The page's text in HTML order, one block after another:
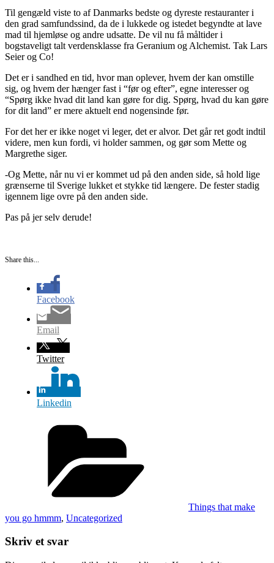
Til gengæld viste to af Danmarks bedste og dyreste restauranter i
den grad samfundssind, da de i lukkede og istedet begyndte at lave
mad til hjemløse og andre udsatte. De vil nu få måltider i
bogstaveligt talt verdensklasse fra Geranium og Alchemist. Tak Lars
Seier og Co!
Det er i sandhed en tid, hvor man oplever, hvem der kan omstille
sig, og hvem der hænger fast i “før og efter”, egne interesser og
“Spørg ikke hvad dit land kan gøre for dig. Spørg, hvad du kan gøre
for dit land” er mere aktuelt end nogensinde før.
For det her er ikke noget vi leger, det er alvor. Det går ret godt indtil
videre, men kun fordi, vi holder sammen, og gør som Mette og
Margrethe siger.
-Og Mette, når nu vi er kommet ud på den anden side, så hold lige
grænserne til Sverige lukket et stykke tid længere. De fester stadig
igennem lige ovre på den anden side.
Pas på jer selv derude!
Share this...
Facebook
Email
Twitter
Linkedin
Things that make
you go hmmm, Uncategorized
Skriv et svar